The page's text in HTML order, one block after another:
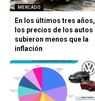
MERCADO
En los últimos tres años,
los precios de los autos
subieron menos que la
inflación